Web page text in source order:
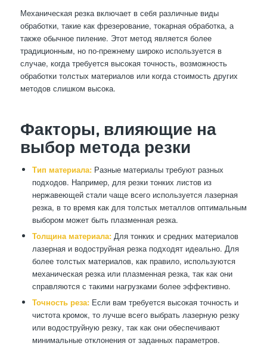
Механическая резка включает в себя различные виды
обработки, такие как фрезерование, токарная обработка, а
также обычное пиление. Этот метод является более
традиционным, но по-прежнему широко используется в
случае, когда требуется высокая точность, возможность
обработки толстых материалов или когда стоимость других
методов слишком высока.
Факторы, влияющие на
выбор метода резки
Тип материала:Разные материалы требуют разных
подходов. Например, для резки тонких листов из
нержавеющей стали чаще всего используется лазерная
резка, в то время как для толстых металлов оптимальным
выбором может быть плазменная резка.
Толщина материала:Для тонких и средних материалов
лазерная и водоструйная резка подходят идеально. Для
более толстых материалов, как правило, используются
механическая резка или плазменная резка, так как они
справляются с такими нагрузками более эффективно.
Точность реза:Если вам требуется высокая точность и
чистота кромок, то лучше всего выбрать лазерную резку
или водоструйную резку, так как они обеспечивают
минимальные отклонения от заданных параметров.